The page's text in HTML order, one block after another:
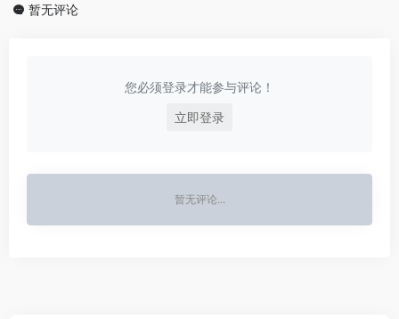
暂无评论
您必须登录才能参与评论！
立即登录
暂无评论...